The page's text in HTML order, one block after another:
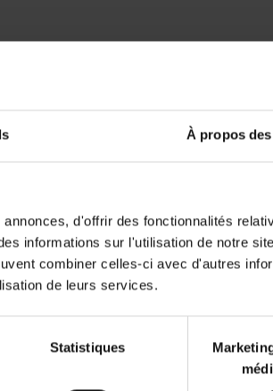
À propos
d'offrir des fonctionnalités
informations sur l'utilisation de notre
combiner celles-ci avec d'autres
de leurs services.
Statistiques
(EN)
Implement a Winning Strategy as a
like a PRO -
revised edition (EN)